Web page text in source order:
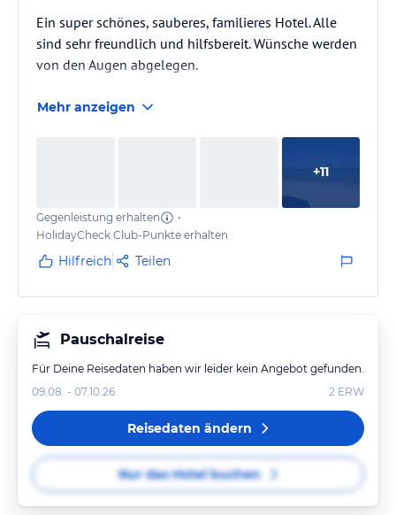
Ein super schönes, sauberes, familieres Hotel. Alle
sind sehr freundlich und hilfsbereit. Wünsche werden
von den Augen abgelegen.
Mehr anzeigen
+11
Gegenleistung erhalten
•
HolidayCheck Club-Punkte erhalten
Hilfreich Teilen
Pauschalreise
Für Deine Reisedaten haben wir leider kein Angebot gefunden.
09.08. - 07.10.26
2 ERW
Reisedaten ändern
Nur das Hotel buchen